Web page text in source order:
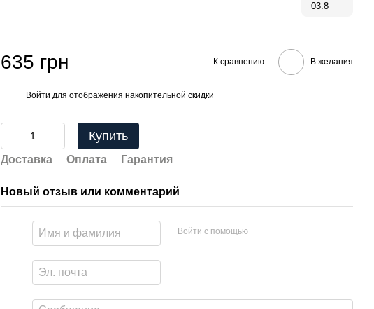
03.8
635 грн К сравнению В желания
Войти для отображения накопительной скидки
Купить
Доставка Оплата Гарантия
Новый отзыв или комментарий
Войти с помощью